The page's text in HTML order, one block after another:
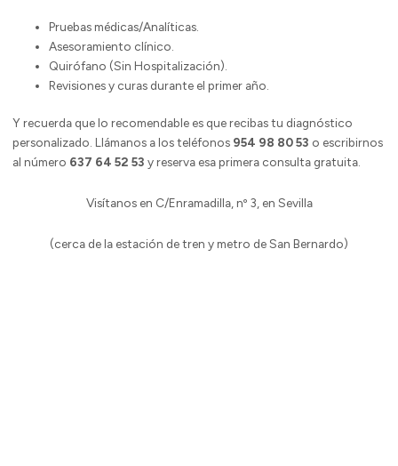
Pruebas médicas/Analíticas.
Asesoramiento clínico.
Quirófano (Sin Hospitalización).
Revisiones y curas durante el primer año.
Y recuerda que lo recomendable es que recibas tu diagnóstico
personalizado. Llámanos a los teléfonos 954 98 80 53 o escribirnos
al número 637 64 52 53 y reserva esa primera consulta gratuita.
Visítanos en C/Enramadilla, nº 3, en Sevilla
(cerca de la estación de tren y metro de San Bernardo)